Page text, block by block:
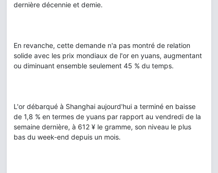
dernière décennie et demie.
En revanche, cette demande n'a pas montré de relation
solide avec les prix mondiaux de l'or en yuans, augmentant
ou diminuant ensemble seulement 45 % du temps.
L'or débarqué à Shanghai aujourd'hui a terminé en baisse
de 1,8 % en termes de yuans par rapport au vendredi de la
semaine dernière, à 612 ¥ le gramme, son niveau le plus
bas du week-end depuis un mois.